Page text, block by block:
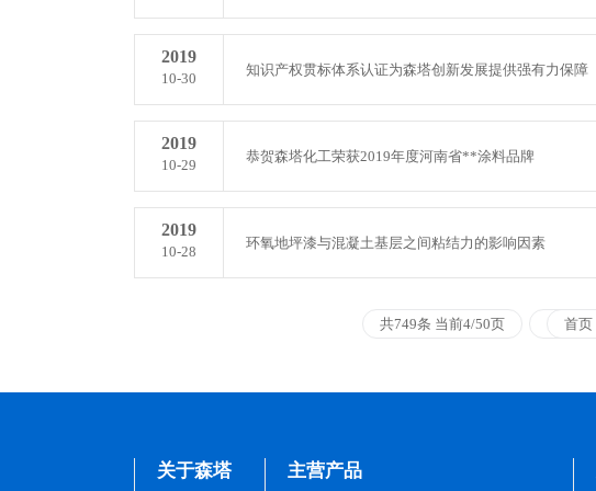
2019
10-30
知识产权贯标体系认证为森塔创新发展提供强有力保障
2019
10-29
恭贺森塔化工荣获2019年度河南省**涂料品牌
2019
10-28
环氧地坪漆与混凝土基层之间粘结力的影响因素
共749条 当前4/50页 首页
关于森塔 主营产品